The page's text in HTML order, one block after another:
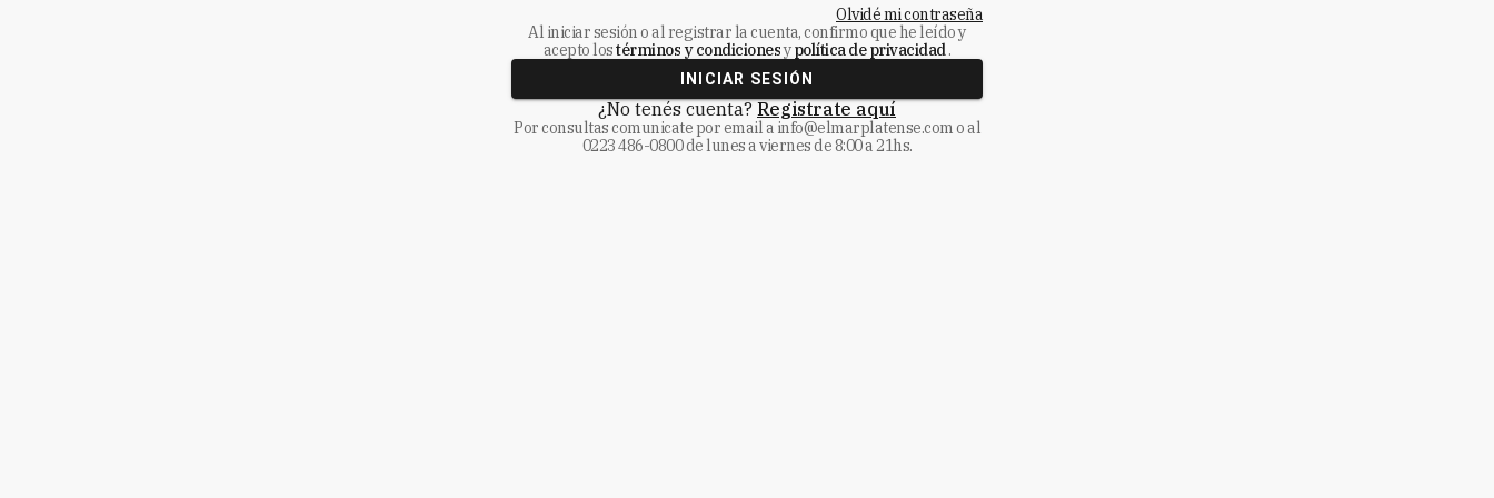
Olvidé mi contraseña
Al iniciar sesión o al registrar la cuenta, confirmo que he leído y
acepto lostérminos y condicionesypolítica de privacidad.
INICIAR SESIÓN
¿No tenés cuenta? Registrate aquí
Por consultas comunicate por email a info@elmarplatense.como al
0223 486-0800de lunes a viernes de 8:00 a 21hs.